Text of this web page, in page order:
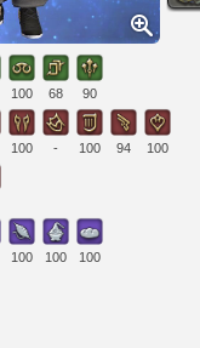
100 68 90
100 - 100 94 100
100 100 100